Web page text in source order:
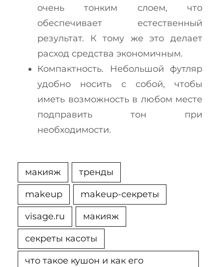
очень тонким слоем, что
обеспечивает естественный
результат. К тому же это делает
расход средства экономичным.
Компактность. Небольшой футляр
удобно носить с собой, чтобы
иметь возможность в любом месте
подправить тон при
необходимости.
макияж тренды
makeup makeup-секреты
visage.ru макияж
секреты касоты
что такое кушон и как его